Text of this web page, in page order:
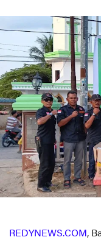
REDYNEWS.COM,